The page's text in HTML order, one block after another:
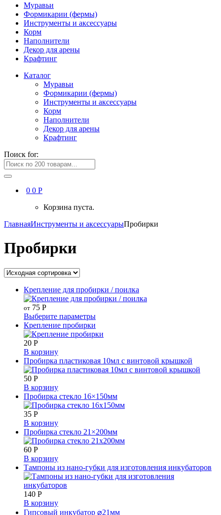
Муравьи
Формикарии (фермы)
Инструменты и аксессуары
Корм
Наполнители
Декор для арены
Крафтинг
Каталог
Муравьи
Формикарии (фермы)
Инструменты и аксессуары
Корм
Наполнители
Декор для арены
Крафтинг
Поиск for:
0 0 Р
Корзина пуста.
ГлавнаяИнструменты и аксессуарыПробирки
Пробирки
Крепление для пробирки / поилка
от 75 Р
Выберите параметры
Крепление пробирки
20 Р
В корзину
Пробирка пластиковая 10мл с винтовой крышкой
50 Р
В корзину
Пробирка стекло 16×150мм
35 Р
В корзину
Пробирка стекло 21×200мм
60 Р
В корзину
Тампоны из нано-губки для изготовления инкубаторов
140 Р
В корзину
Гипсовый инкубатор ⌀21мм